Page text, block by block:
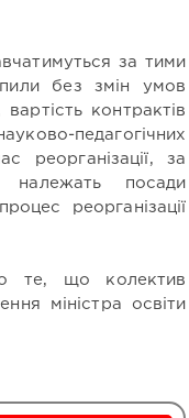
за тими
без змін умов
контрактів
педагогічних
реорганізації, за
належать посади
реорганізації
те, що колектив
міністра освіти